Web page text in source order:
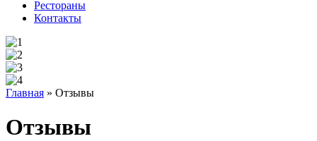
Рестораны
Контакты
Главная » Отзывы
Отзывы